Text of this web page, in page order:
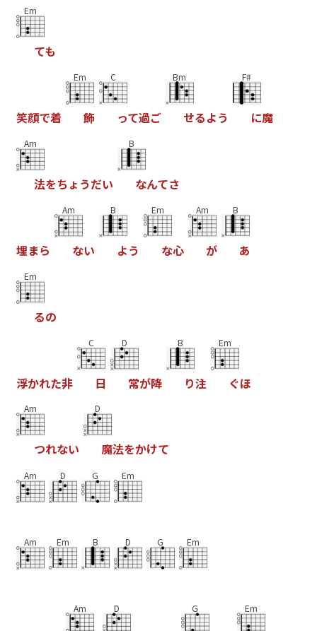
Em
ても
笑顔で着
Em
飾
C
って過ご
Bm
せるよう
F#
に魔
Am
法をちょ うだい
B
なんてさ
埋まら
Am
ない
B
よう
Em
な心
Am
が
B
あ
Em
るの
浮かれた非
C
日
D
常が降
B
り注
Em
ぐほ
Am
つれない
D
魔法をかけて
Am D G Em
Am Em B D G Em
Am D G Em